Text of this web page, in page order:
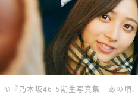
©︎『乃木坂46 5期生写真集 あの頃